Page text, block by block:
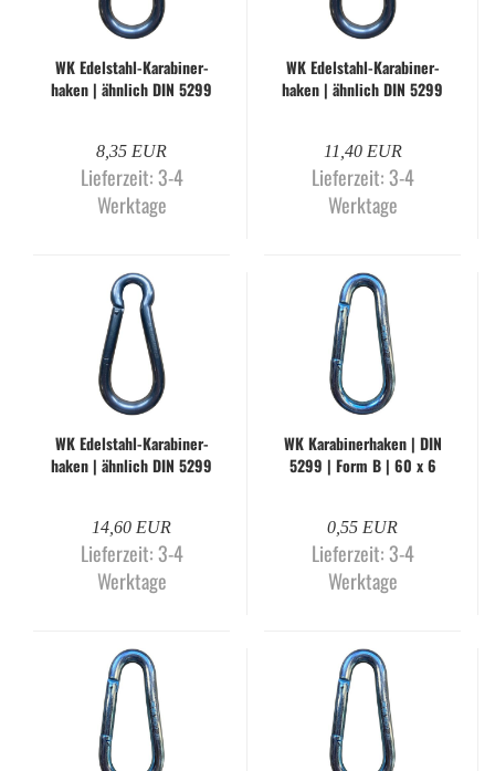
WK Edelstahl-​​Ka­ra­bi­ner­
ha­ken | ähn­lich DIN 5299
8,35 EUR
Lieferzeit:3-4
Werktage
WK Edelstahl-​​Ka­ra­bi­ner­
ha­ken | ähn­lich DIN 5299
11,40 EUR
Lieferzeit:3-4
Werktage
WK Edelstahl-​​Ka­ra­bi­ner­
ha­ken | ähn­lich DIN 5299
14,60 EUR
Lieferzeit:3-4
Werktage
WK Ka­ra­bi­ner­ha­ken | DIN
5299 | Form B | 60 x 6
0,55 EUR
Lieferzeit:3-4
Werktage